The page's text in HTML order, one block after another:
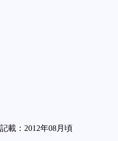
記載：2012年08月頃